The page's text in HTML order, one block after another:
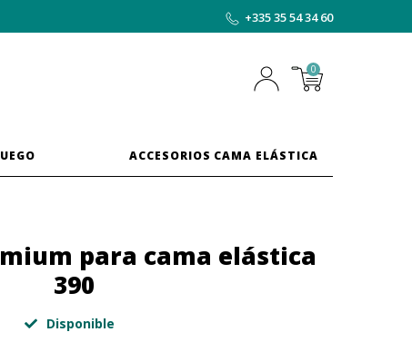
+335 35 54 34 60
0
ACCESORIOS CAMA ELÁSTICA
para cama elástica
390
Disponible